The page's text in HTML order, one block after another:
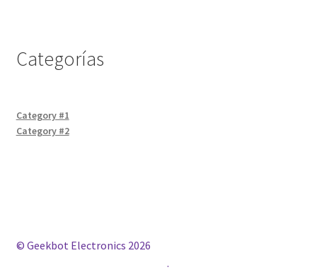
Categorías
Category #1
Category #2
© Geekbot Electronics 2026
.